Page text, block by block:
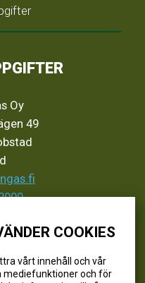
COOKIES
vårt innehåll och vår
mediefunktioner och för
Oy
49